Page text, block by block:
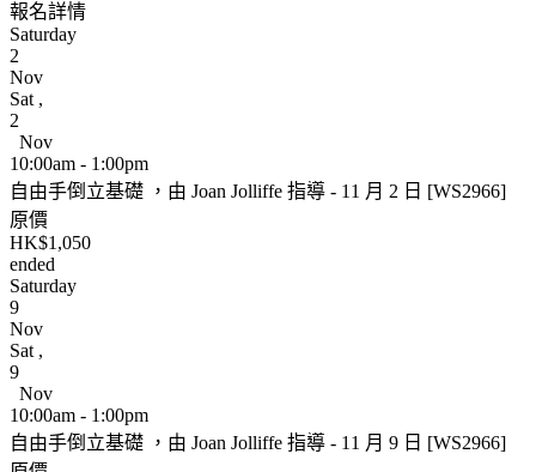
報名詳情
Saturday
2
Nov
Sat ,
2
Nov
10:00am - 1:00pm
自由手倒立基礎 ，由 Joan Jolliffe 指導 - 11 月 2 日 [WS2966]
原價
HK$1,050
ended
Saturday
9
Nov
Sat ,
9
Nov
10:00am - 1:00pm
自由手倒立基礎 ，由 Joan Jolliffe 指導 - 11 月 9 日 [WS2966]